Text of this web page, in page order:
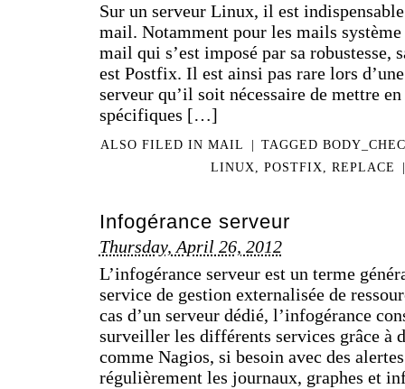
Sur un serveur Linux, il est
mail. Notamment pour les mails
mail qui s’est imposé par sa robustesse,
est Postfix. Il est ainsi pas rare lors
serveur qu’il soit nécessaire de mettre
spécifiques […]
ALSO FILED INMAIL | TAGGED
LINUX ,POSTFIX ,REPLACE |
Infogérance serveur
Thursday, April 26, 2012
L’infogérance serveur est un terme
service de gestion externalisée de
cas d’un serveur dédié, l’infogérance
surveiller les différents services grâce à
comme Nagios, si besoin avec des
régulièrement les journaux, graphes et